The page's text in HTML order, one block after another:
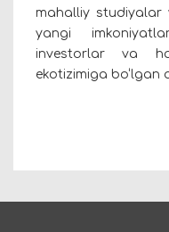
mahalliy studiyalar
yangi
investorlar va
ekotizimiga bo‘lgan